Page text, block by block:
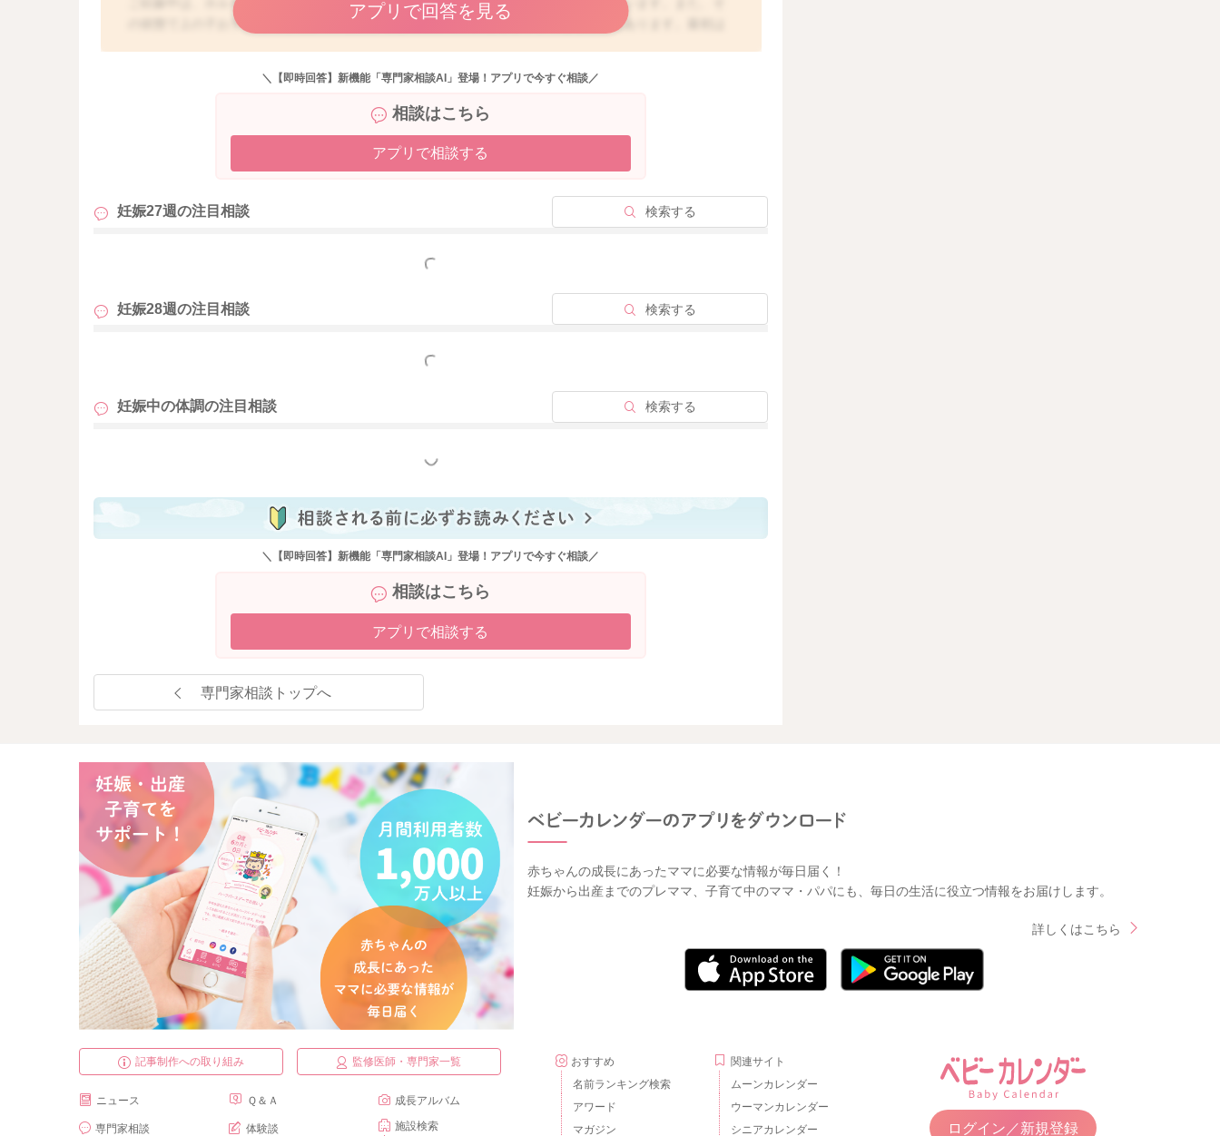
の状態で上の子お子さんの育児疲れや疲労から心や身体の体調を崩しやすくなることもあります。最初は
よくありますよ。心身ともに、疲労が溜まっている場合に多いように思います。なかなかご自身のことを
いたわる時間もないかと思いますが、少しこまめに休息なさったり、ママさんが息抜きする時間が得られ
るといいのではないかと思いますよ。心身ともに、少し休むことができると、頭もスッキリして、集中力
や記憶力も改善されるかもしれませんね。もし、ご家族など、周りのサポートがない場合には、行政のサ
ポートやサービスを上手に活用なさると良いかと思います。お住いの地域の保健師にご相談なさってくだ
アプリで回答を見る
＼【即時回答】新機能「専門家相談AI」登場！アプリで今すぐ相談／
相談はこちら
アプリで相談する
妊娠27週の注目相談 検索する
もっと見る
妊娠28週の注目相談 検索する
もっと見る
妊娠中の体調の注目相談 検索する
もっと見る
＼【即時回答】新機能「専門家相談AI」登場！アプリで今すぐ相談／
相談はこちら
アプリで相談する
専門家相談トップへ
赤ちゃんの成長にあったママに必要な情報が毎日届く！
妊娠から出産までのプレママ、子育て中のママ・パパにも、毎日の生活に役立つ情報をお届けします。
詳しくはこちら
記事制作への取り組み 監修医師・専門家一覧
ニュース
専門家相談
Ｑ＆Ａ
体験談
成長アルバム
施設検索
おすすめ
名前ランキング検索
アワード
マガジン
関連サイト
ムーンカレンダー
ウーマンカレンダー
シニアカレンダー
ログイン／新規登録